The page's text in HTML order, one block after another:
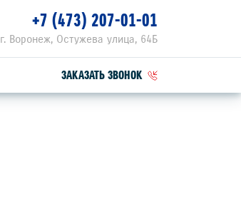
г. Воронеж, Остужева улица, 64Б
+7 (473) 207-01-01
ЗАКАЗАТЬ ЗВОНОК